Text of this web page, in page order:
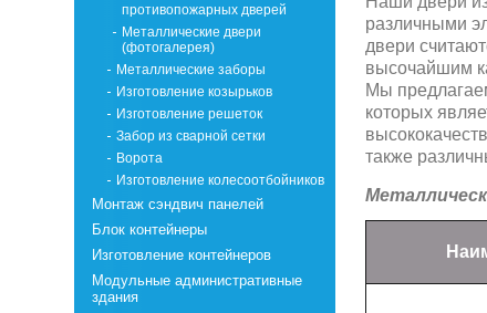
различными
двери
высочайшим
Мы
которых
также
противопожарных дверей
Металлические двери
(фотогалерея)
Металлические заборы
Изготовление козырьков
Изготовление решеток
Забор из сварной сетки
Ворота
Изготовление колесоотбойников
Монтаж сэндвич панелей
Блок контейнеры
Изготовление контейнеров
Модульные административные
здания